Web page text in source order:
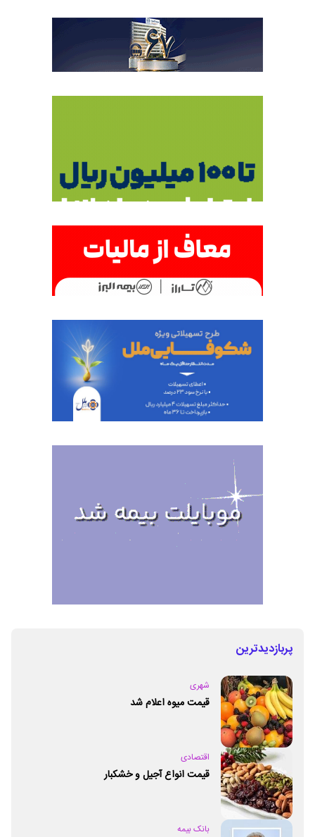
پربازدیدترین
شهری
قیمت میوه اعلام شد
اقتصادی
قیمت انواع آجیل و خشکبار
بانک بیمه